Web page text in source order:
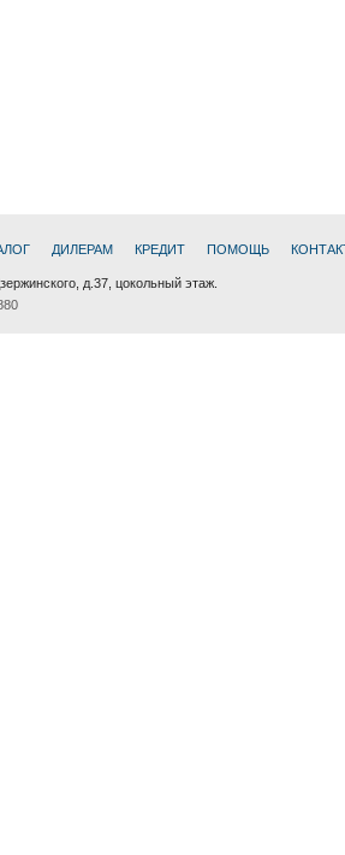
ДИЛЕРАМ КРЕДИТ ПОМОЩЬ
д.37, цокольный этаж.